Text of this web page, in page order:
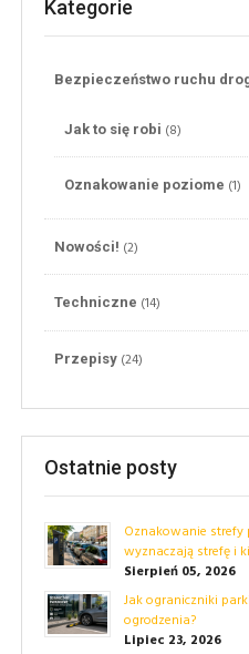
Kategorie
Bezpieczeństwo ruchu
Jak to się robi (8)
Oznakowanie poziome (1)
Nowości! (2)
Techniczne (14)
Przepisy (24)
Ostatnie posty
Oznakowanie strefy
wyznaczają strefę i
Sierpień 05, 2026
Jak ograniczniki
ogrodzenia?
Lipiec 23, 2026